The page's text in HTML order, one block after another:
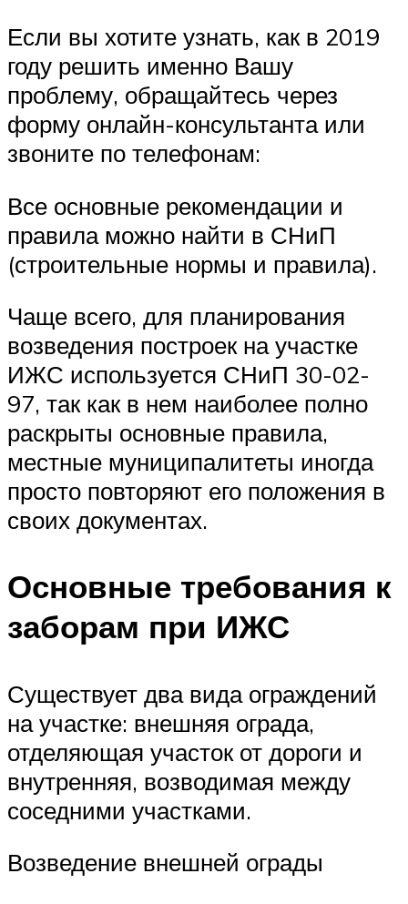
Если вы хотите узнать, как в 2019
году решить именно Вашу
проблему, обращайтесь через
форму онлайн-консультанта или
звоните по телефонам:
Все основные рекомендации и
правила можно найти в СНиП
(строительные нормы и правила).
Чаще всего, для планирования
возведения построек на участке
ИЖС используется СНиП 30-02-
97, так как в нем наиболее полно
раскрыты основные правила,
местные муниципалитеты иногда
просто повторяют его положения в
своих документах.
Основные требования к
заборам при ИЖС
Существует два вида ограждений
на участке: внешняя ограда,
отделяющая участок от дороги и
внутренняя, возводимая между
соседними участками.
Возведение внешней ограды